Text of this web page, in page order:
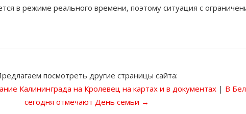
в режиме реального времени, поэтому ситуация с
посмотреть другие страницы сайта:
Калининграда на Кролевец на картах и в документах| В
сегодня отмечают День семьи →